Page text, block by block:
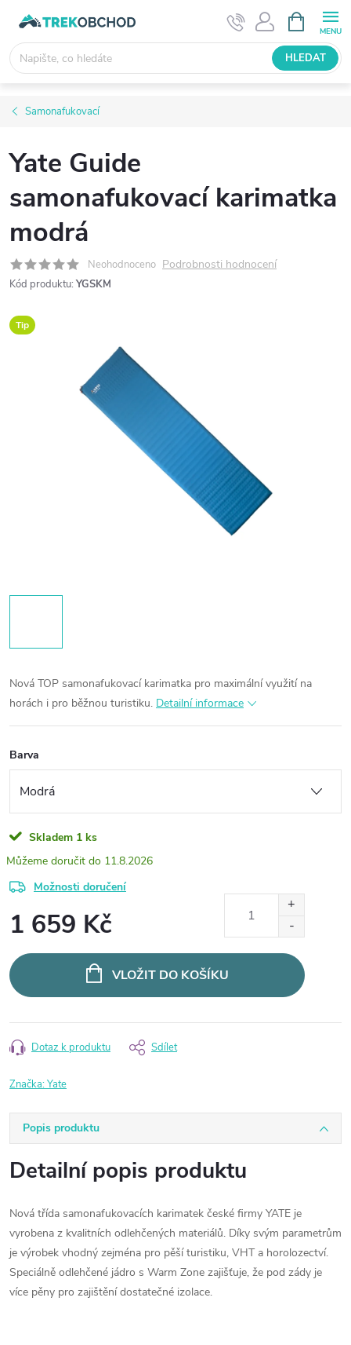
obsah
NÁKUPNÍ
KOŠÍK
HLEDAT
Samonafukovací
Yate Guide
samonafukovací karimatka
modrá
Neohodnoceno Podrobnosti hodnocení
Kód produktu: YGSKM
Tip
Nová TOP samonafukovací karimatka pro maximální využití na
horách i pro běžnou turistiku. Detailní informace
Barva
Skladem 1 ks
11.8.2026
Možnosti doručení
1 659 Kč
cena:
VLOŽIT DO KOŠÍKU
Dotaz k produktu Sdílet
Značka:Yate
Popis produktu
Detailní popis produktu
Nová třída samonafukovacích karimatek české firmy YATE je
vyrobena z kvalitních odlehčených materiálů. Díky svým parametrům
je výrobek vhodný zejména pro pěší turistiku, VHT a horolozectví.
Speciálně odlehčené jádro s Warm Zone zajišťuje, že pod zády je
více pěny pro zajištění dostatečné izolace.